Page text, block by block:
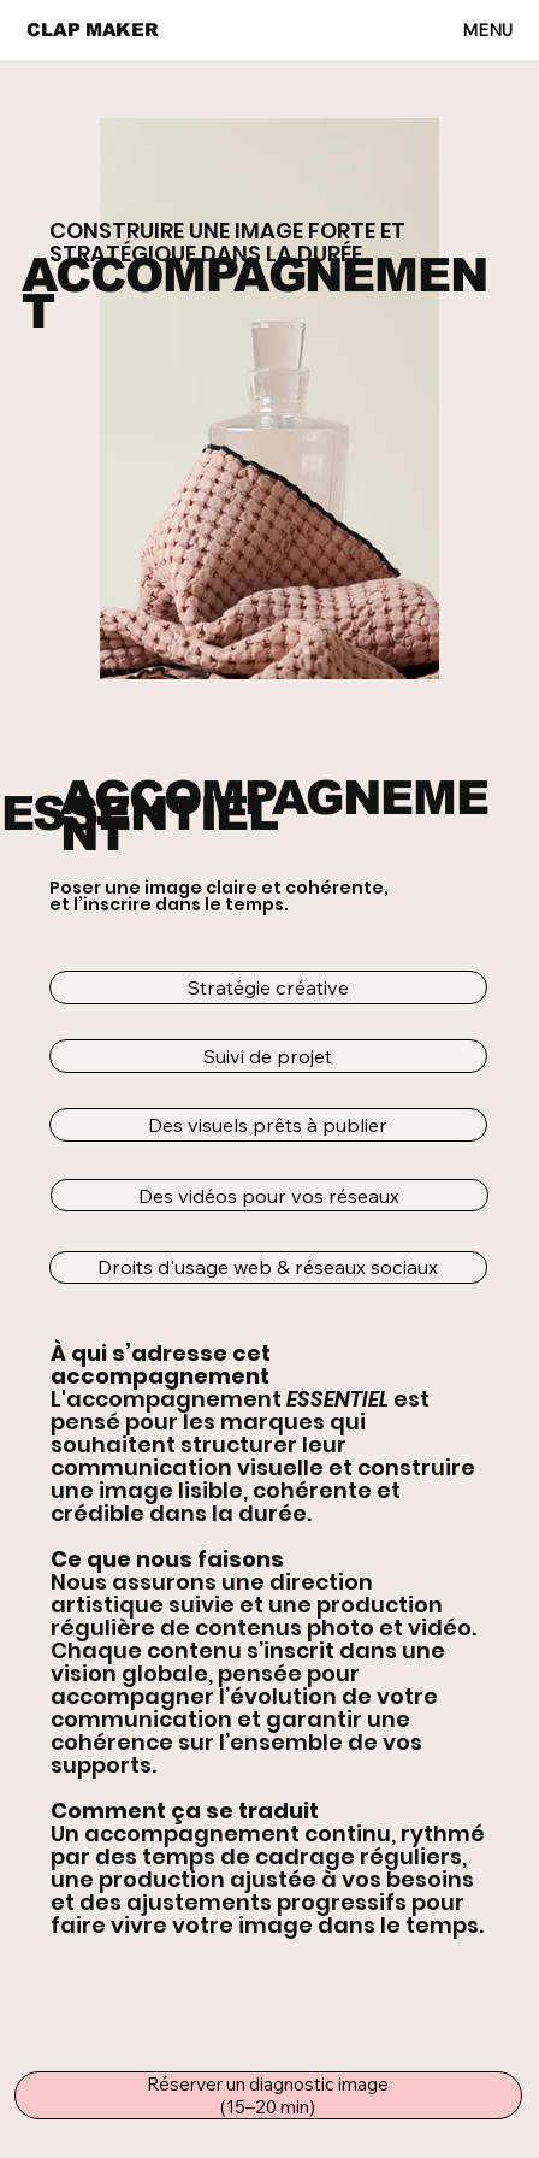
CLAP MAKER MENU
ACCOMPAGNEMEN
T
CONSTRUIRE UNE IMAGE FORTE ET
STRATÉGIQUE DANS LA DURÉE.
ESSENTIEL
ACCOMPAGNEME
NT
Poser une image claire et cohérente,
et l’inscrire dans le temps.
Stratégie créative
Des visuels prêts à publier
Des vidéos pour vos réseaux
Suivi de projet
Droits d'usage web & réseaux sociaux
À qui s’adresse cet
accompagnement
L'accompagnement ESSENTIEL est
pensé pour les marques qui
souhaitent structurer leur
communication visuelle et construire
une image lisible, cohérente et
crédible dans la durée.
Ce que nous faisons
Nous assurons une direction
artistique suivie et une production
régulière de contenus photo et vidéo.
Chaque contenu s’inscrit dans une
vision globale, pensée pour
accompagner l’évolution de votre
communication et garantir une
cohérence sur l’ensemble de vos
supports.
Comment ça se traduit
Un accompagnement continu, rythmé
par des temps de cadrage réguliers,
une production ajustée à vos besoins
et des ajustements progressifs pour
faire vivre votre image dans le temps.
Réserver un diagnostic image
(15–20 min)